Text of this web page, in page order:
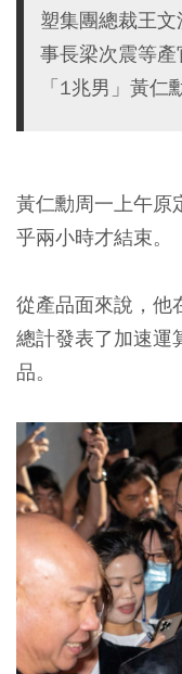
塑集團總裁王
事長梁次震等
「1兆男」黃仁
黃仁勳周一上午原
乎兩小時才結束。
從產品面來說，他
總計發表了加速運
品。